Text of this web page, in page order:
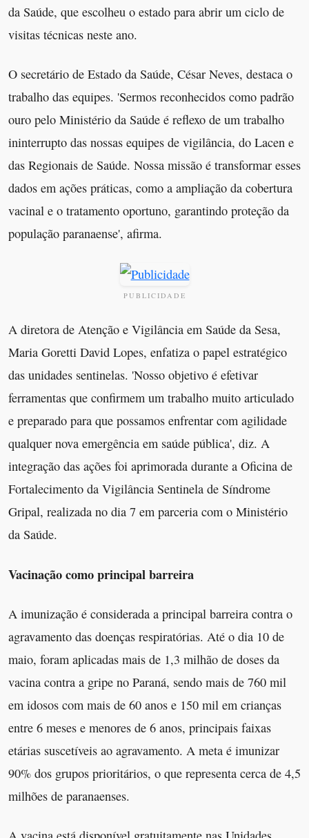
da Saúde, que escolheu o estado para abrir um ciclo de
visitas técnicas neste ano.
O secretário de Estado da Saúde, César Neves, destaca o
trabalho das equipes. 'Sermos reconhecidos como padrão
ouro pelo Ministério da Saúde é reflexo de um trabalho
ininterrupto das nossas equipes de vigilância, do Lacen e
das Regionais de Saúde. Nossa missão é transformar esses
dados em ações práticas, como a ampliação da cobertura
vacinal e o tratamento oportuno, garantindo proteção da
população paranaense', afirma.
PUBLICIDADE
A diretora de Atenção e Vigilância em Saúde da Sesa,
Maria Goretti David Lopes, enfatiza o papel estratégico
das unidades sentinelas. 'Nosso objetivo é efetivar
ferramentas que confirmem um trabalho muito articulado
e preparado para que possamos enfrentar com agilidade
qualquer nova emergência em saúde pública', diz. A
integração das ações foi aprimorada durante a Oficina de
Fortalecimento da Vigilância Sentinela de Síndrome
Gripal, realizada no dia 7 em parceria com o Ministério
da Saúde.
Vacinação como principal barreira
A imunização é considerada a principal barreira contra o
agravamento das doenças respiratórias. Até o dia 10 de
maio, foram aplicadas mais de 1,3 milhão de doses da
vacina contra a gripe no Paraná, sendo mais de 760 mil
em idosos com mais de 60 anos e 150 mil em crianças
entre 6 meses e menores de 6 anos, principais faixas
etárias suscetíveis ao agravamento. A meta é imunizar
90% dos grupos prioritários, o que representa cerca de 4,5
milhões de paranaenses.